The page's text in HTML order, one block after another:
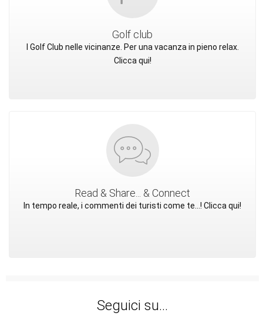
Golf club
I Golf Club nelle vicinanze. Per una vacanza in pieno relax.
Clicca qui!
Read & Share... & Connect
In tempo reale, i commenti dei turisti come te...! Clicca qui!
Seguici su...